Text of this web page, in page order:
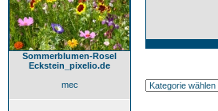
Sommerblumen-Rosel
Eckstein_pixelio.de
mec